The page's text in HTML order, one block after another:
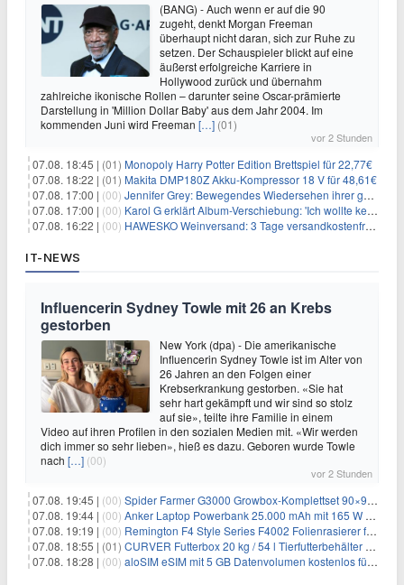
(BANG) - Auch wenn er auf die 90
zugeht, denkt Morgan Freeman
überhaupt nicht daran, sich zur Ruhe zu
setzen. Der Schauspieler blickt auf eine
äußerst erfolgreiche Karriere in
Hollywood zurück und übernahm
zahlreiche ikonische Rollen – darunter seine Oscar-prämierte
Darstellung in 'Million Dollar Baby' aus dem Jahr 2004. Im
kommenden Juni wird Freeman […] (01)
vor 2 Stunden
07.08. 18:45 | (01) Monopoly Harry Potter Edition Brettspiel für 22,77€
07.08. 18:22 | (01) Makita DMP180Z Akku-Kompressor 18 V für 48,61€
07.08. 17:00 | (00) Jennifer Grey: Bewegendes Wiedersehen ihrer geschiedenen Eltern kurz vor dem Tod ihrer Mutter
07.08. 17:00 | (00) Karol G erklärt Album-Verschiebung: 'Ich wollte keine persönliche Situation ausnutzen'
07.08. 16:22 | (00) HAWESKO Weinversand: 3 Tage versandkostenfrei bestellen (MBW 25€)
IT-NEWS
Influencerin Sydney Towle mit 26 an Krebs
gestorben
New York (dpa) - Die amerikanische
Influencerin Sydney Towle ist im Alter von
26 Jahren an den Folgen einer
Krebserkrankung gestorben. «Sie hat
sehr hart gekämpft und wir sind so stolz
auf sie», teilte ihre Familie in einem
Video auf ihren Profilen in den sozialen Medien mit. «Wir werden
dich immer so sehr lieben», hieß es dazu. Geboren wurde Towle
nach […] (00)
vor 2 Stunden
07.08. 19:45 | (00) Spider Farmer G3000 Growbox-Komplettset 90×90×180 cm für 379,99€
07.08. 19:44 | (00) Anker Laptop Powerbank 25.000 mAh mit 165 W refurbished für 58,39€
07.08. 19:19 | (00) Remington F4 Style Series F4002 Folienrasierer für 18,99€
07.08. 18:55 | (01) CURVER Futterbox 20 kg / 54 l Tierfutterbehälter mit Rollen für 19,99€
07.08. 18:28 | (00) aloSIM eSIM mit 5 GB Datenvolumen kostenlos für Windscribe-Pro-Nutzer